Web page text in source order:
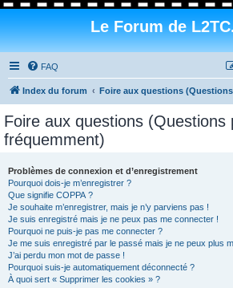
Le Forum de
FAQ
Index du forum Foire aux questions
Foire aux questions (Questions
fréquemment)
Problèmes de connexion et d’enregistrement
Pourquoi dois-je m’enregistrer ?
Que signifie COPPA ?
Je souhaite m’enregistrer, mais je n’y parviens pas !
Je suis enregistré mais je ne peux pas me connecter !
Pourquoi ne puis-je pas me connecter ?
Je me suis enregistré par le passé mais je ne peux plus
J’ai perdu mon mot de passe !
Pourquoi suis-je automatiquement déconnecté ?
À quoi sert « Supprimer les cookies » ?